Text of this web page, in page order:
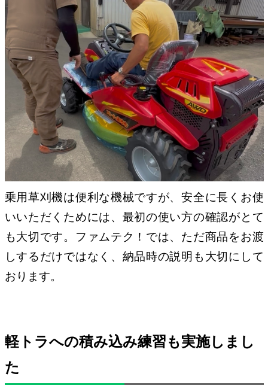
乗用草刈機は便利な機械ですが、安全に長くお使
いいただくためには、最初の使い方の確認がとて
も大切です。ファムテク！では、ただ商品をお渡
しするだけではなく、納品時の説明も大切にして
おります。
軽トラへの積み込み練習も実施しまし
た